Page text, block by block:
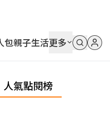
包親子生活更多
人氣點閱榜